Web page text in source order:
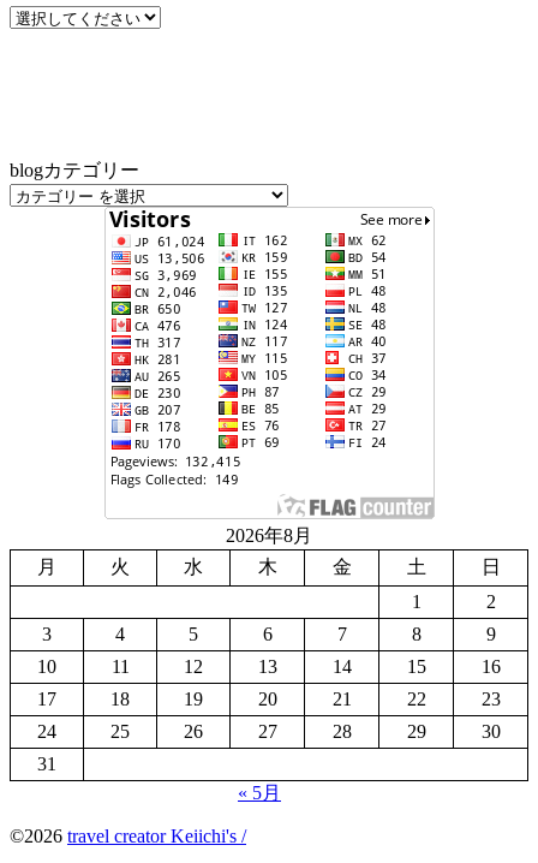
blogカテゴリー
2026年8月
月
火 水 木 金 土
日
1
2
3
4 5 6 7 8
9
10
11 12 13 14 15
16
17
18 19 20 21 22
23
24
25 26 27 28 29
30
31
« 5月
©2026 travel creator Keiichi's /